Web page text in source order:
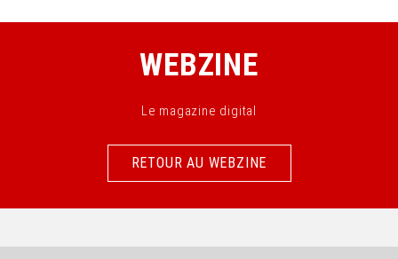
WEBZINE
Le magazine digital
RETOUR AU WEBZINE
RETOUR AU WEBZINE